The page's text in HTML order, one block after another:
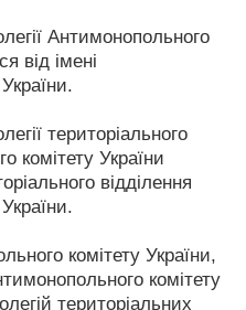
Антимонопольного
від імені
територіального
комітету України
відділення
комітету України,
комітету
територіальних